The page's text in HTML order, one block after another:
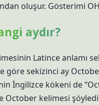
oluşur. Gösterimi
aydır?
Latince anlamı
göre sekizinci ay
İngilizce kökeni de
October kelimesi